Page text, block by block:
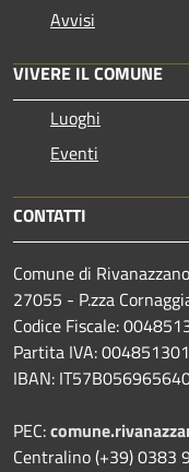
Avvisi
VIVERE IL COMUNE
Luoghi
Eventi
CONTATTI
Comune di
27055 - P.zza
Codice Fiscale:
Partita IVA:
IBAN:
PEC:
Centralino (+39) 0383